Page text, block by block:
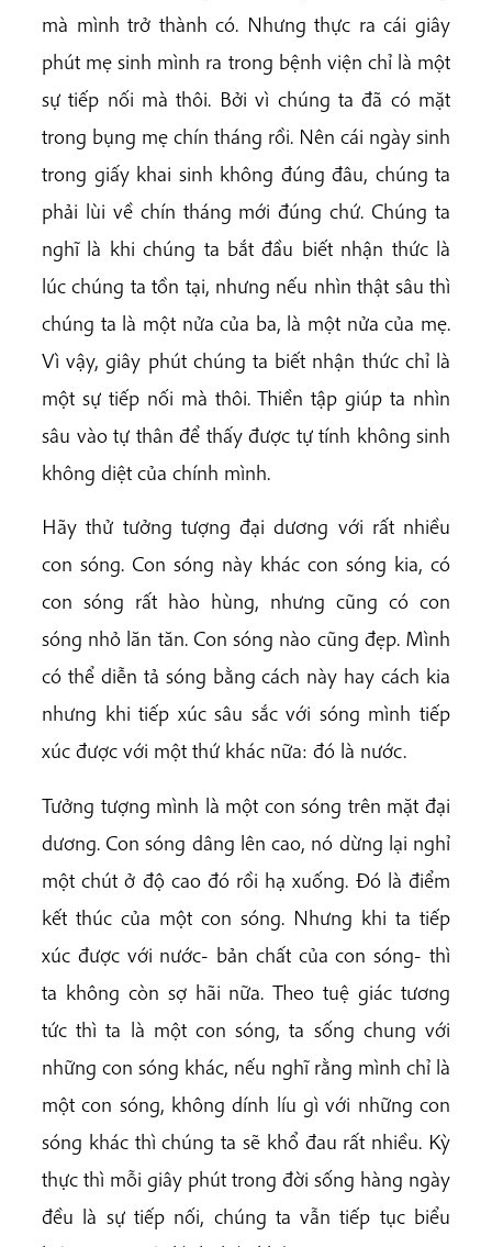
mà mình trở thành có. Nhưng thực ra cái giây
phút mẹ sinh mình ra trong bệnh viện chỉ là một
sự tiếp nối mà thôi. Bởi vì chúng ta đã có mặt
trong bụng mẹ chín tháng rồi. Nên cái ngày sinh
trong giấy khai sinh không đúng đâu, chúng ta
phải lùi về chín tháng mới đúng chứ. Chúng ta
nghĩ là khi chúng ta bắt đầu biết nhận thức là
lúc chúng ta tồn tại, nhưng nếu nhìn thật sâu thì
chúng ta là một nửa của ba, là một nửa của mẹ.
Vì vậy, giây phút chúng ta biết nhận thức chỉ là
một sự tiếp nối mà thôi. Thiền tập giúp ta nhìn
sâu vào tự thân để thấy được tự tính không sinh
không diệt của chính mình.
Hãy thử tưởng tượng đại dương với rất nhiều
con sóng. Con sóng này khác con sóng kia, có
con sóng rất hào hùng, nhưng cũng có con
sóng nhỏ lăn tăn. Con sóng nào cũng đẹp. Mình
có thể diễn tả sóng bằng cách này hay cách kia
nhưng khi tiếp xúc sâu sắc với sóng mình tiếp
xúc được với một thứ khác nữa: đó là nước.
Tưởng tượng mình là một con sóng trên mặt đại
dương. Con sóng dâng lên cao, nó dừng lại nghỉ
một chút ở độ cao đó rồi hạ xuống. Đó là điểm
kết thúc của một con sóng. Nhưng khi ta tiếp
xúc được với nước- bản chất của con sóng- thì
ta không còn sợ hãi nữa. Theo tuệ giác tương
tức thì ta là một con sóng, ta sống chung với
những con sóng khác, nếu nghĩ rằng mình chỉ là
một con sóng, không dính líu gì với những con
sóng khác thì chúng ta sẽ khổ đau rất nhiều. Kỳ
thực thì mỗi giây phút trong đời sống hàng ngày
đều là sự tiếp nối, chúng ta vẫn tiếp tục biểu